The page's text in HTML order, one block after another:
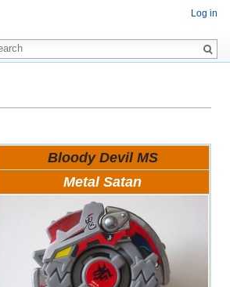
Bloody Devil MS
Metal Satan
Log in